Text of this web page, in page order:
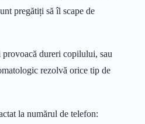
pregătiți să îl scape de
provoacă dureri copilului, sau
rezolvă orice tip de
la numărul de telefon: